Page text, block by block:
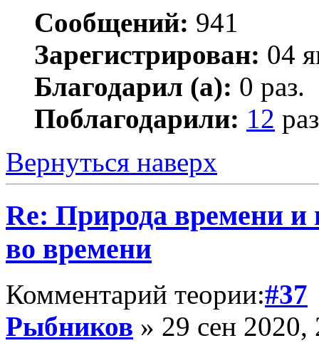
Сообщений: 941
Зарегистрирован: 04
Благодарил (а): 0 раз.
Поблагодарили: 12
Вернуться наверх
Re: Природа времени и
во времени
Комментарий теории:#37
Рыбников » 29 сен 2020,